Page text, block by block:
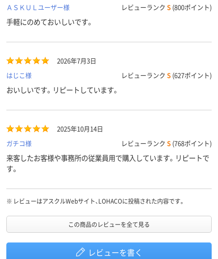
ＡＳＫＵＬユーザー様
レビューランク S (800ポイント)
手軽にのめておいしいです。
2026年7月3日
はじこ様
レビューランク S (627ポイント)
おいしいです。リピートしています。
2025年10月14日
ガチコ様
レビューランク S (768ポイント)
来客したお客様や事務所の従業員用で購入しています。リピートで
す。
※ レビューはアスクルWebサイト、LOHACOに投稿された内容です。
この商品のレビューを全て見る
レビューを書く